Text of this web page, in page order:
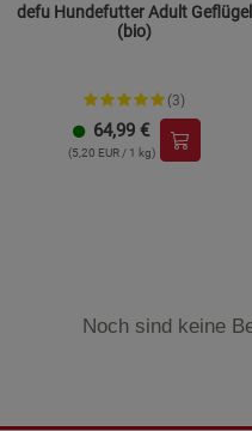
defu Hundefutter Adult Geflügel
(bio)
(3)
64,99 €
(5,20 EUR / 1 kg)
Noch sind keine